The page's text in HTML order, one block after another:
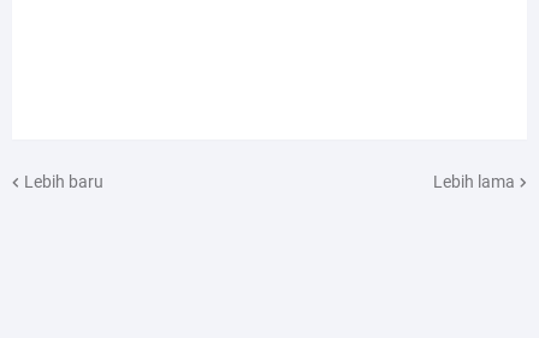
Lebih baru Lebih lama